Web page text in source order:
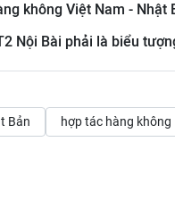
không Việt Nam - Nhật
Nội Bài phải là biểu
Bản hợp tác hàng không